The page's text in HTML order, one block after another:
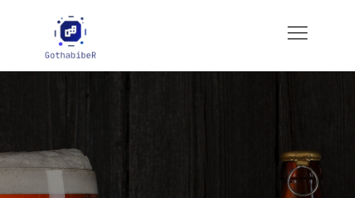
content
gotham-imbiber.com